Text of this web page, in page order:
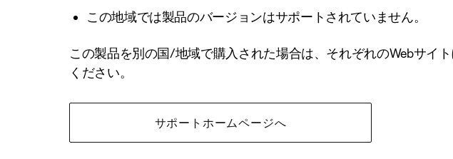
この地域では製品のバージョンはサポートされていません。
この製品を別の国/地域で購入された場合は、それぞれのWebサイ
ください。
サポートホームページへ